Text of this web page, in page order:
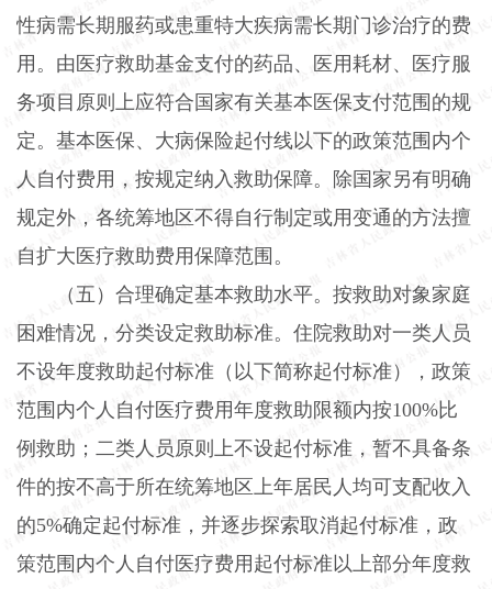
性病需长期服药或患重特大疾病需长期门诊治疗的费
用。由医疗救助基金支付的药品、医用耗材、医疗服
务项目原则上应符合国家有关基本医保支付范围的规
定。基本医保、大病保险起付线以下的政策范围内个
人自付费用，按规定纳入救助保障。除国家另有明确
规定外，各统筹地区不得自行制定或用变通的方法擅
自扩大医疗救助费用保障范围。
（五）合理确定基本救助水平。按救助对象家庭
困难情况，分类设定救助标准。住院救助对一类人员
不设年度救助起付标准（以下简称起付标准），政策
范围内个人自付医疗费用年度救助限额内按100%比
例救助；二类人员原则上不设起付标准，暂不具备条
件的按不高于所在统筹地区上年居民人均可支配收入
的5%确定起付标准，并逐步探索取消起付标准，政
策范围内个人自付医疗费用起付标准以上部分年度救